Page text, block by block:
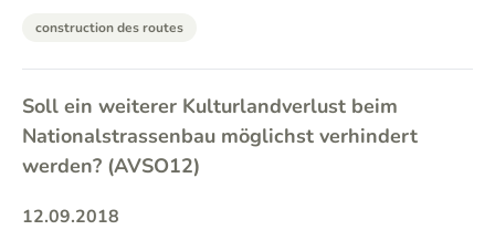
construction des routes
Soll ein weiterer Kulturlandverlust beim
Nationalstrassenbau möglichst verhindert
werden? (AVSO12)
12.09.2018